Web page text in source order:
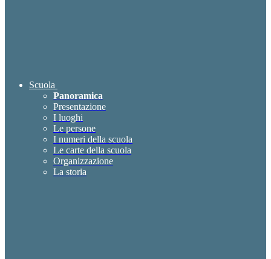
Scuola
Panoramica
Presentazione
I luoghi
Le persone
I numeri della scuola
Le carte della scuola
Organizzazione
La storia